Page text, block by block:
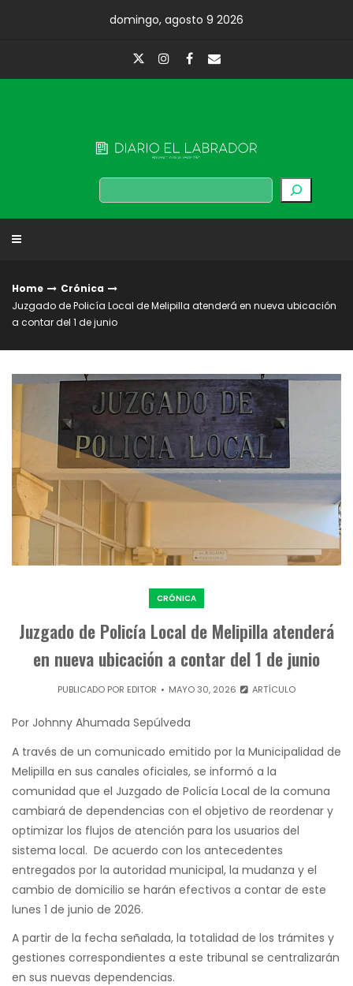
domingo, agosto 9 2026
Buscar
Home
Crónica
Juzgado de Policía Local de Melipilla atenderá en nueva ubicación
a contar del 1 de junio
CRÓNICA
Juzgado de Policía Local de Melipilla atenderá
en nueva ubicación a contar del 1 de junio
PUBLICADO POR EDITOR MAYO 30, 2026 ARTÍCULO
Por Johnny Ahumada Sepúlveda
A través de un comunicado emitido por la Municipalidad de
Melipilla en sus canales oficiales, se informó a la
comunidad que el Juzgado de Policía Local de la comuna
cambiará de dependencias con el objetivo de reordenar y
optimizar los flujos de atención para los usuarios del
sistema local. De acuerdo con los antecedentes
entregados por la autoridad municipal, la mudanza y el
cambio de domicilio se harán efectivos a contar de este
lunes 1 de junio de 2026.
A partir de la fecha señalada, la totalidad de los trámites y
gestiones correspondientes a este tribunal se centralizarán
en sus nuevas dependencias.